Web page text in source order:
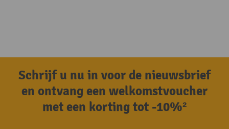
Schrijf u nu in voor de nieuwsbrief
en ontvang een welkomstvoucher
met een korting tot -10%²